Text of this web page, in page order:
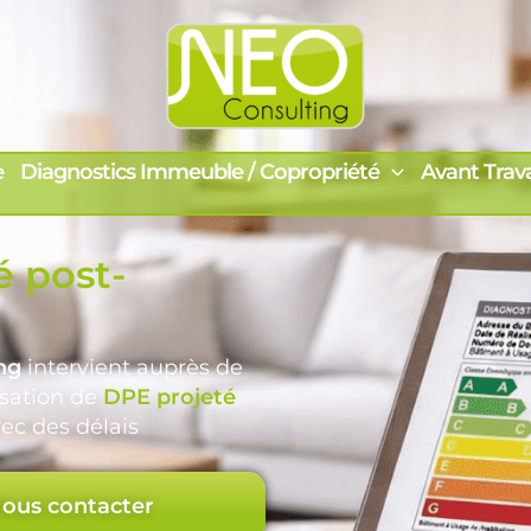
Diagnostics Immeuble / Copropriété Avant
post-
intervient auprès de
deDPE projeté
des délais
contacter